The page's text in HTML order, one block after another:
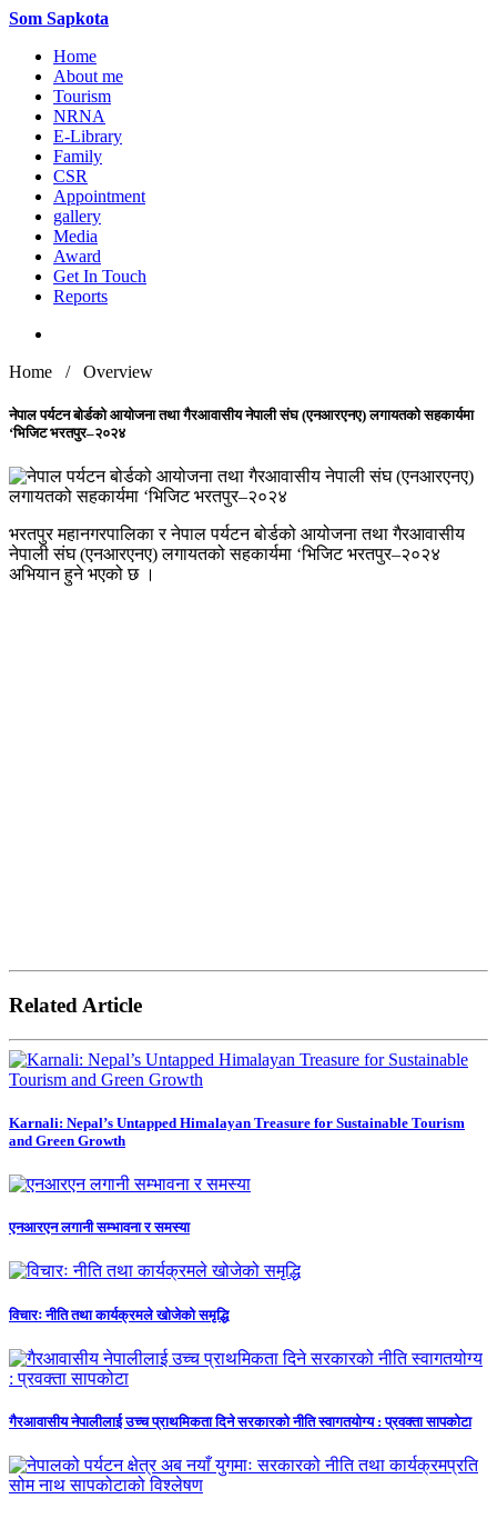
Som Sapkota
Home
About me
Tourism
NRNA
E-Library
Family
CSR
Appointment
gallery
Media
Award
Get In Touch
Reports
Home / Overview
नेपाल पर्यटन बोर्डको आयोजना तथा गैरआवासीय नेपाली संघ (एनआरएनए) लगायतको सहकार्यमा
‘भिजिट भरतपुर–२०२४
भरतपुर महानगरपालिका र नेपाल पर्यटन बोर्डको आयोजना तथा गैरआवासीय
नेपाली संघ (एनआरएनए) लगायतको सहकार्यमा ‘भिजिट भरतपुर–२०२४
अभियान हुने भएको छ ।
Related Article
Karnali: Nepal’s Untapped Himalayan Treasure for Sustainable Tourism
and Green Growth
एनआरएन लगानी सम्भावना र समस्या
विचारः नीति तथा कार्यक्रमले खोजेको समृद्धि
गैरआवासीय नेपालीलाई उच्च प्राथमिकता दिने सरकारको नीति स्वागतयोग्य : प्रवक्ता सापकोटा